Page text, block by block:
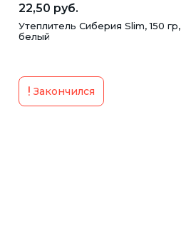
22,50 руб.
Утеплитель Сиберия Slim, 150 гр,
белый
Закончился